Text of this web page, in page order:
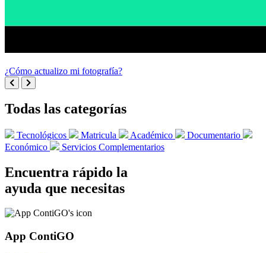
¿Cómo actualizo mi fotografía?
Todas las categorías
Tecnológicos Matricula Académico
Documentario
Económico
Servicios Complementarios
Encuentra rápido la
ayuda que necesitas
App ContiGO